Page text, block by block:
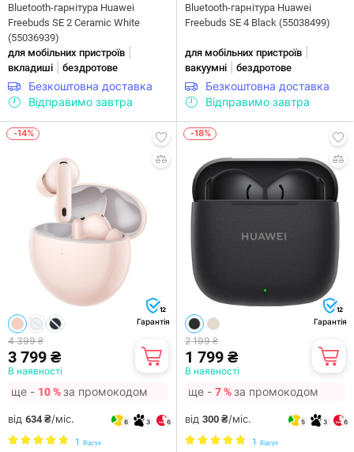
Bluetooth-гарнітура Huawei
Freebuds SE 2 Ceramic White
(55036939)
для мобільних пристроїв
вкладиші бездротове
Безкоштовна доставка
Відправимо завтра
Bluetooth-гарнітура Huawei
Freebuds SE 4 Black (55038499)
для мобільних пристроїв
вакуумні бездротове
Безкоштовна доставка
Відправимо завтра
-14%
12
Гарантія
4 399 ₴
3 799 ₴
В наявності
ще - 10 %за промокодом
від 634 ₴/міс. 6 3 6
1 Відгук
-18%
12
Гарантія
2 199 ₴
1 799 ₴
В наявності
ще - 7 %за промокодом
від 300 ₴/міс. 5 3 6
1 Відгук